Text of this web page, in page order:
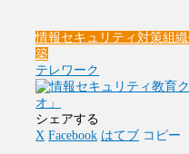
情報セキュリティ対策組
築
テレワーク
シェアする
X Facebook はてブ コピー